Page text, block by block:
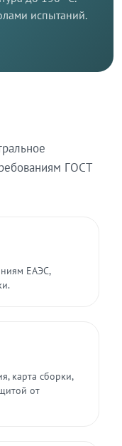
испытаний.
ГОСТ
ЕАЭС,
карта сборки,
от